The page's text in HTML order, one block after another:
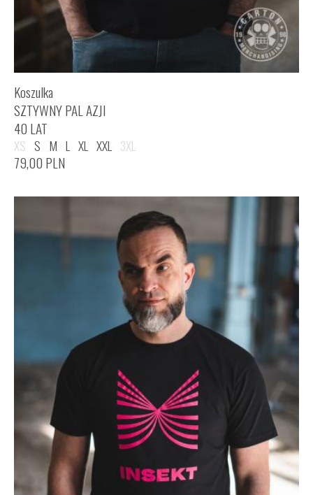
Koszulka
SZTYWNY PAL AZJI
40 LAT
XS S M L XL XXL 3XL
79,00 PLN